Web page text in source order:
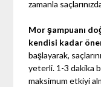
zamanla
Mor şampuanı
kendisi kadar
başlayarak,
yeterli. 1-3 dakika
maksimum etkiyi